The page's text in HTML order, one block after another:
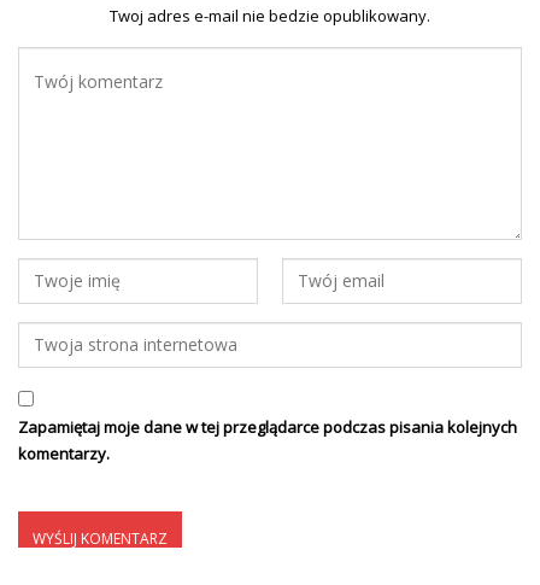
Twoj adres e-mail nie bedzie opublikowany.
Zapamiętaj moje dane w tej przeglądarce podczas pisania kolejnych
komentarzy.